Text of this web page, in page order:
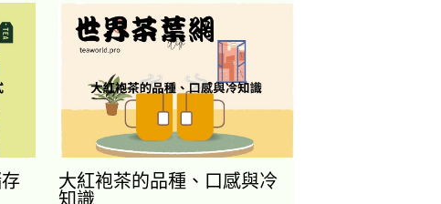
大紅袍茶的品種、口感與冷
知識